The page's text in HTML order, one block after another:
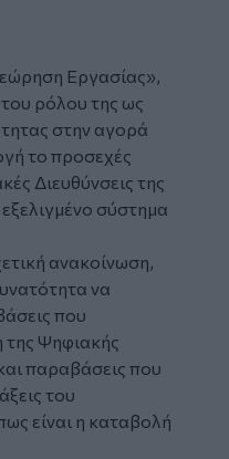
Εργασίας»,
ρόλου της ως
στην αγορά
το προσεχές
Διευθύνσεις της
σύστημα
ανακοίνωση,
να
που
Ψηφιακής
παραβάσεις που
του
είναι η καταβολή